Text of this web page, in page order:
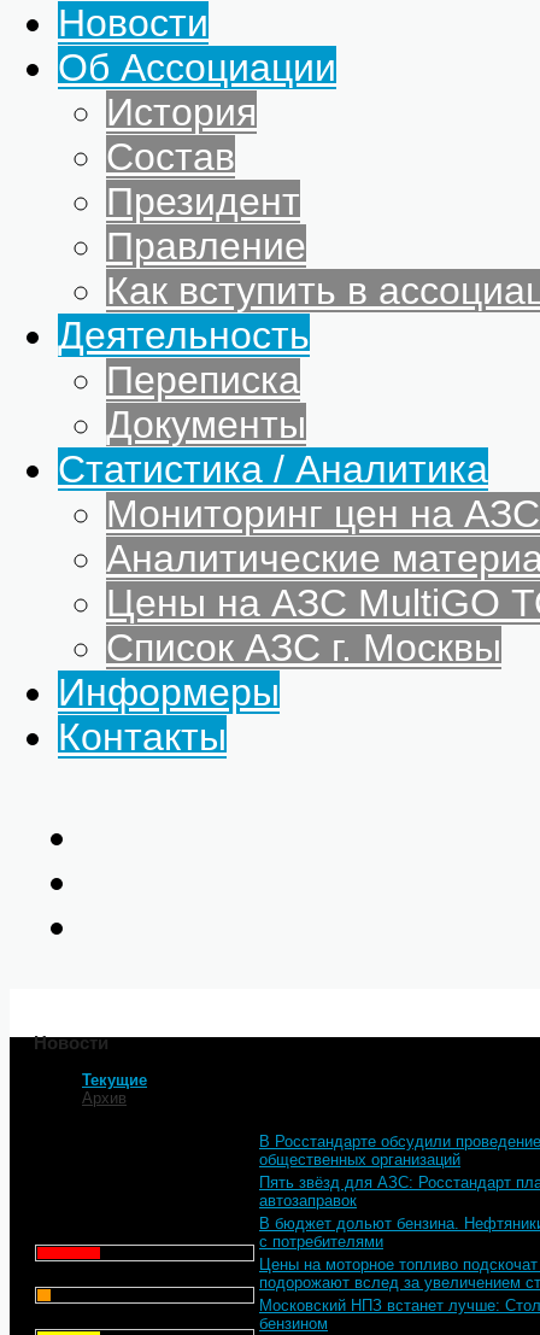
Новости
Об Ассоциации
История
Состав
Президент
Правление
Как вступить в
Деятельность
Переписка
Документы
Статистика / Аналитика
Мониторинг цен на
Аналитические
Цены на АЗС MultiGO
Список АЗС г. Москвы
Информеры
Контакты
Новости
Текущие
Архив
В Росстандарте обсудили
общественных организаций
Пять звёзд для АЗС: Росстандарт
автозаправок
В бюджет дольют бензина.
с потребителями
Цены на моторное топливо
подорожают вслед за увеличением
Московский НПЗ встанет лучше:
бензином